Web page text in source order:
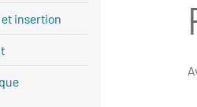
insertion